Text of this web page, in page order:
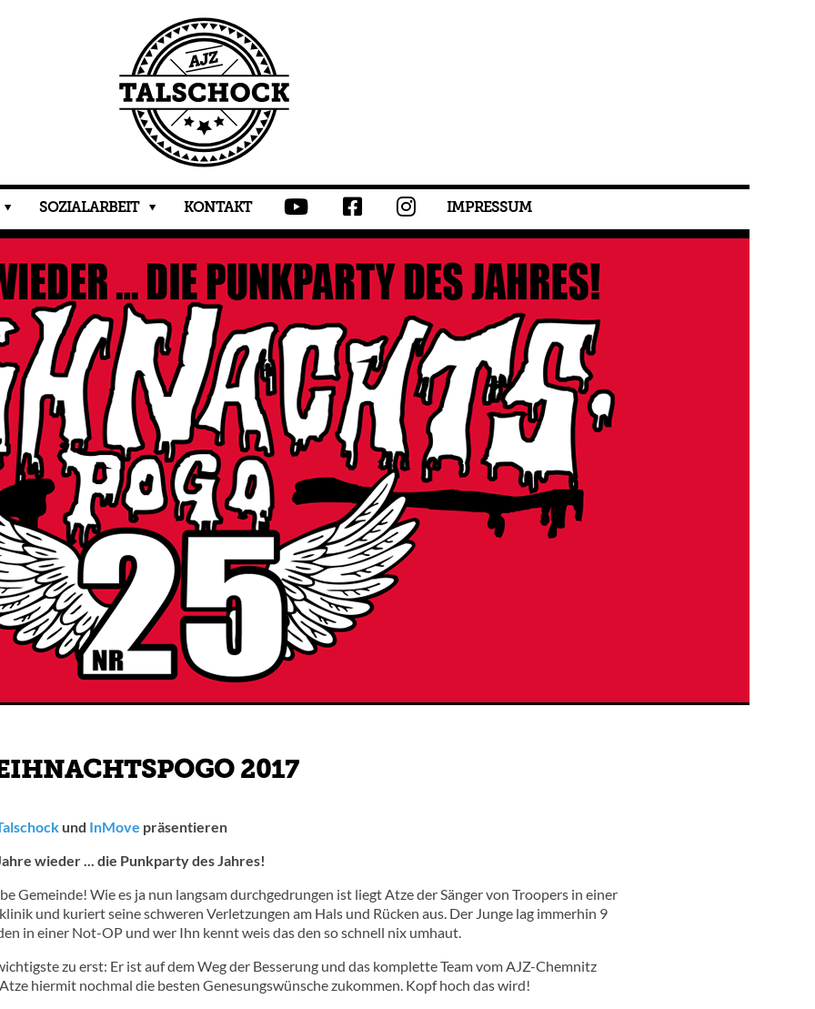
SOZIALARBEIT KONTAKT IMPRESSUM
2017
und InMove präsentieren
wieder ... die Punkparty des Jahres!
Gemeinde! Wie es ja nun langsam durchgedrungen ist liegt Atze der Sänger von Troopers in einer
und kuriert seine schweren Verletzungen am Hals und Rücken aus. Der Junge lag immerhin 9
in einer Not-OP und wer Ihn kennt weis das den so schnell nix umhaut.
zu erst: Er ist auf dem Weg der Besserung und das komplette Team vom AJZ-Chemnitz
hiermit nochmal die besten Genesungswünsche zukommen. Kopf hoch das wird!